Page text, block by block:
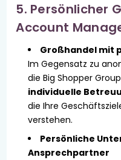
5. Persönlicher
Account
Großhandel mit
Im Gegensatz zu
die Big Shopper
individuelle
die Ihre
verstehen.
Persönliche
Ansprechpartner